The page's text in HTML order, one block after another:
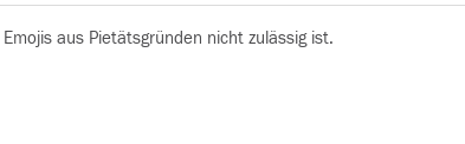
aus Pietätsgründen nicht zulässig ist.